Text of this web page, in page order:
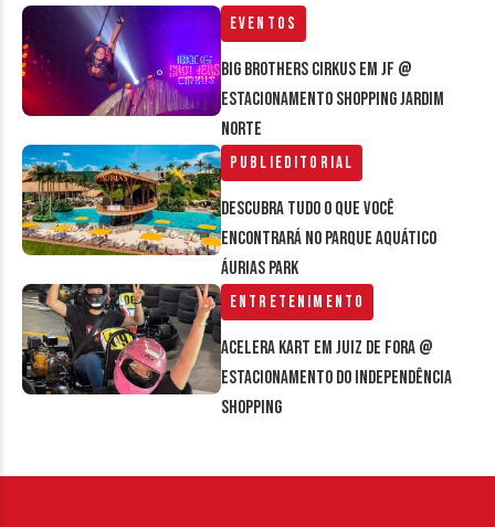
Eventos
Big Brothers Cirkus em JF @
estacionamento Shopping Jardim
Norte
Publieditorial
Descubra tudo o que você
encontrará no parque aquático
Áurias Park
Entretenimento
Acelera Kart em Juiz de Fora @
estacionamento do Independência
Shopping